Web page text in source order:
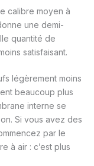
calibre moyen à
une demi-
quantité de
satisfaisant.
légèrement moins
beaucoup plus
interne se
Si vous avez des
par le
à air : c’est plus